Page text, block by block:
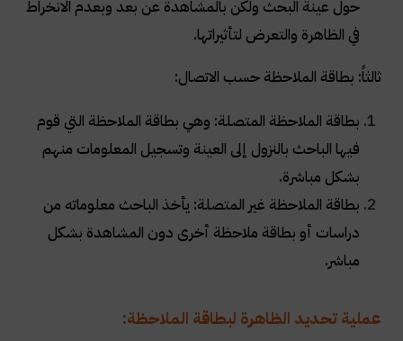
حول عينة البحث ولكن بالمشاهدة عن بعد وبعدم الانخراط
في الظاهرة والتعرض لتأثيراتها.
ثالثاً: بطاقة الملاحظة حسب الاتصال:
بطاقة الملاحظة المتصلة: وهي بطاقة الملاحظة التي قوم
فيها الباحث بالنزول إلى العينة وتسجيل المعلومات منهم
بشكل مباشرة.
بطاقة الملاحظة غير المتصلة: يأخذ الباحث معلوماته من
دراسات أو بطاقة ملاحظة أخرى دون المشاهدة بشكل
مباشر.
عملية تحديد الظاهرة لبطاقة الملاحظة: